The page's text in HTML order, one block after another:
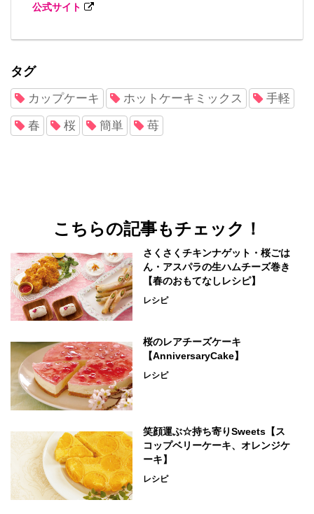
公式サイト
タグ
カップケーキ ホットケーキミックス 手軽
春 桜 簡単 苺
こちらの記事もチェック！
さくさくチキンナゲット・桜ごは
ん・アスパラの生ハムチーズ巻き
【春のおもてなしレシピ】
レシピ
桜のレアチーズケーキ
【AnniversaryCake】
レシピ
笑顔運ぶ☆持ち寄りSweets【ス
コップベリーケーキ、オレンジケ
ーキ】
レシピ